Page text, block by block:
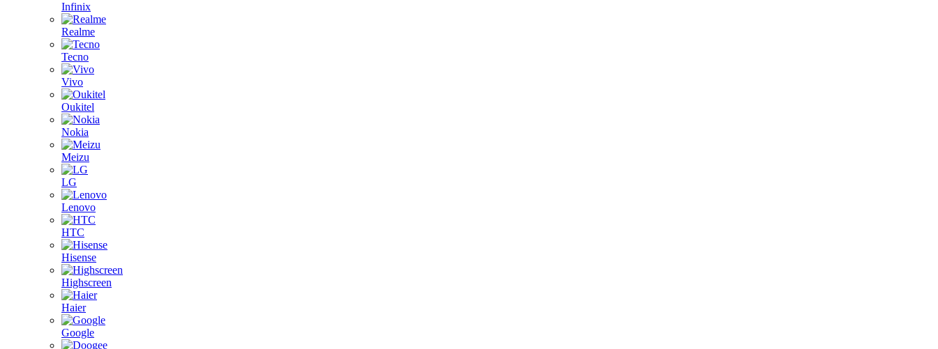
Infinix
Realme
Tecno
Vivo
Oukitel
Nokia
Meizu
LG
Lenovo
HTC
Hisense
Highscreen
Haier
Google